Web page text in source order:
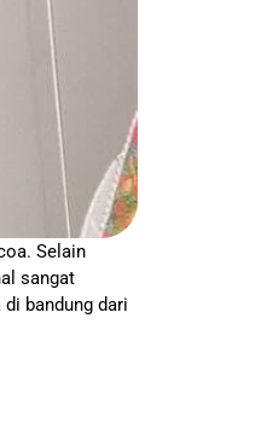
Selain
sangat
bandung dari